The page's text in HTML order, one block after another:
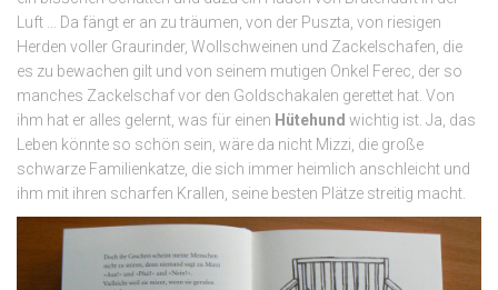
Luft … Da fängt er an zu träumen, von der Puszta, von riesigen
Herden voller Graurinder, Wollschweinen und Zackelschafen, die
es zu bewachen gilt und von seinem mutigen Onkel Ferec, der so
manches Zackelschaf vor den Goldschakalen gerettet hat. Von
ihm hat er alles gelernt, was für einen Hütehund wichtig ist. Ja, das
Leben könnte so schön sein, wäre da nicht Mizzi, die große
schwarze Familienkatze, die sich immer heimlich anschleicht und
ihm mit ihren scharfen Krallen, seine besten Plätze streitig macht.